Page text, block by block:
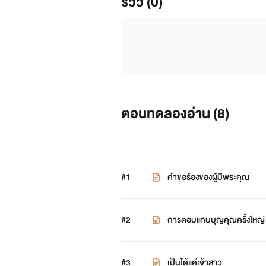
ตอนทดลองอ่าน (8)
#1 คำขอร้องของผู้มีพระคุณ
#2 การตอบแทนบุญคุณครั้งใหญ่
#3 เป็นได้แค่เจ้าสาว